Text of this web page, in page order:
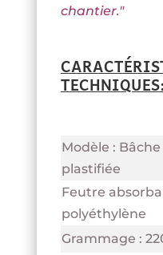
chantier."
TECHNIQUES:
Modèle :
plastifiée
Feutre
polyéthylène
Grammage :